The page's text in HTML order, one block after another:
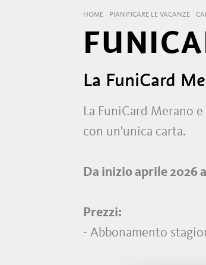
HOME PIANIFICARE LE VACANZE
La FuniCard
La FuniCard Merano
con un'unica carta.
Da inizio aprile 2026
Prezzi:
- Abbonamento